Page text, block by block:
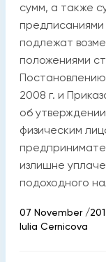
сумм, а также
подлежат
положениями
2008 г. и
об
физическим
излишне
подоходного
07 November /
Iulia Cernicova